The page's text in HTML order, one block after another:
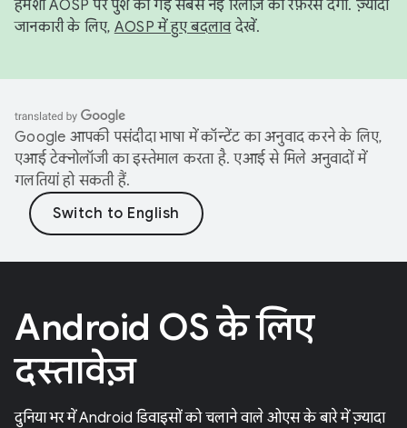
हमेशा AOSP पर पुश की गई सबसे नई रिलीज़ का रेफ़रंस देगी. ज़्यादा
जानकारी के लिए, AOSP में हुए बदलावदेखें.
Google आपकी पसंदीदा भाषा में कॉन्टेंट का अनुवाद करने के लिए,
एआई टेक्नोलॉजी का इस्तेमाल करता है. एआई से मिले अनुवादों में
गलतियां हो सकती हैं.
Android OS के लिए
दस्तावेज़
दुनिया भर में Android डिवाइसों को चलाने वाले ओएस के बारे में ज़्यादा